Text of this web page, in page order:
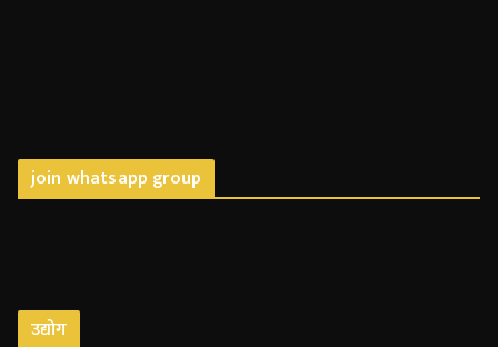
join whatsapp group
उद्योग